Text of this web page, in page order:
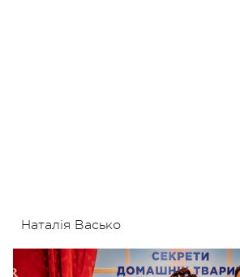
Наталія Васько